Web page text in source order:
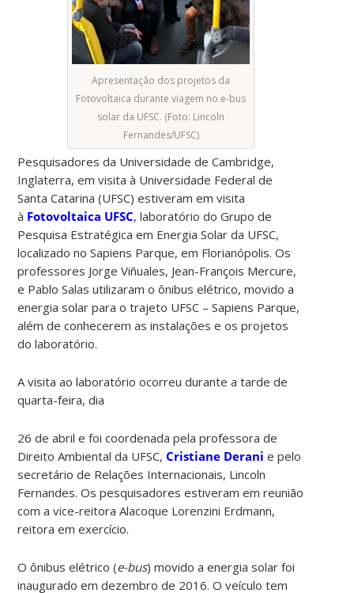
Apresentação dos projetos da
Fotovoltaica durante viagem no e-bus
solar da UFSC. (Foto: Lincoln
Fernandes/UFSC)
Pesquisadores da Universidade de Cambridge,
Inglaterra, em visita à Universidade Federal de
Santa Catarina (UFSC) estiveram em visita
à Fotovoltaica UFSC, laboratório do Grupo de
Pesquisa Estratégica em Energia Solar da UFSC,
localizado no Sapiens Parque, em Florianópolis. Os
professores Jorge Viñuales, Jean-François Mercure,
e Pablo Salas utilizaram o ônibus elétrico, movido a
energia solar para o trajeto UFSC – Sapiens Parque,
além de conhecerem as instalações e os projetos
do laboratório.
A visita ao laboratório ocorreu durante a tarde de
quarta-feira, dia
26 de abril e foi coordenada pela professora de
Direito Ambiental da UFSC,Cristiane Derani e pelo
secretário de Relações Internacionais, Lincoln
Fernandes. Os pesquisadores estiveram em reunião
com a vice-reitora Alacoque Lorenzini Erdmann,
reitora em exercício.
O ônibus elétrico (e-bus) movido a energia solar foi
inaugurado em dezembro de 2016. O veículo tem